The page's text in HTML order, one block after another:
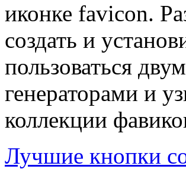
иконке favicon.
создать и
пользоваться
генераторами и
коллекции
Лучшие кнопки